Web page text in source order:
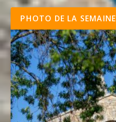
PHOTO DE LA SEMAINE